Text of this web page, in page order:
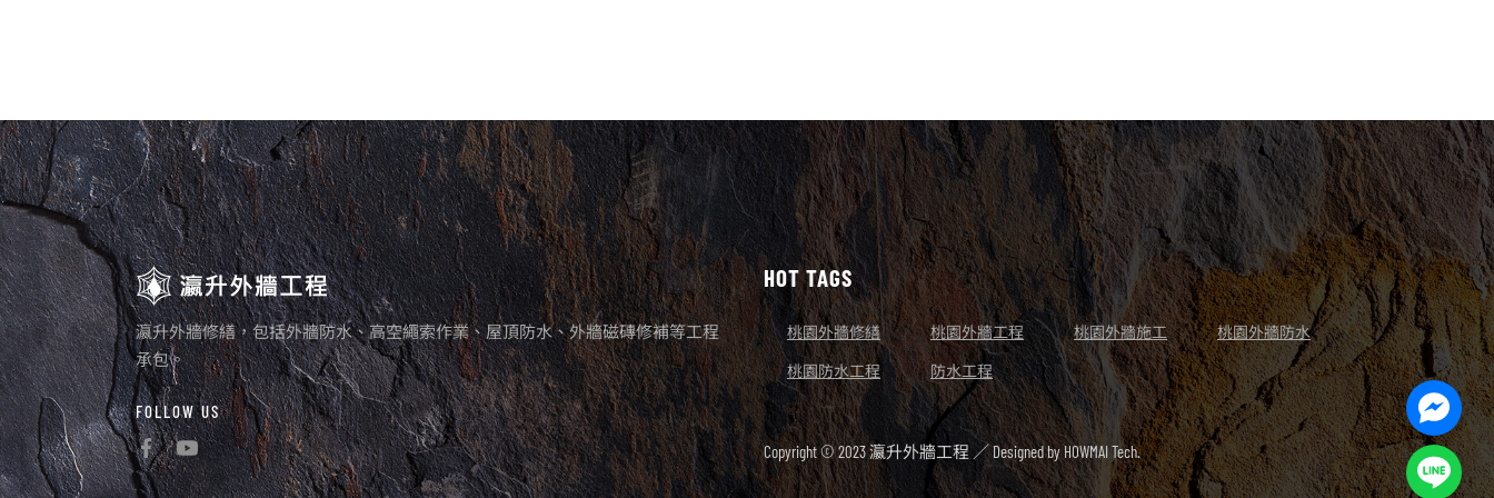
瀛升外牆修繕，包括外牆防水、高空繩索作業、屋頂防水、外牆磁磚修補等工程
承包。
FOLLOW US
HOT TAGS
桃園外牆修繕 桃園外牆工程 桃園外牆施工 桃園外牆防水
桃園防水工程 防水工程
Copyright © 2023 瀛升外牆工程 ／ Designed byHOWMAI Tech.
Line